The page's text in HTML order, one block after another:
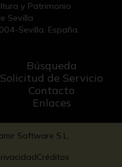
y Patrimonio
Sevilla
Sevilla, España.
Búsqueda
Solicitud de Servicio
Contacto
Enlaces
Software S.L.
Créditos